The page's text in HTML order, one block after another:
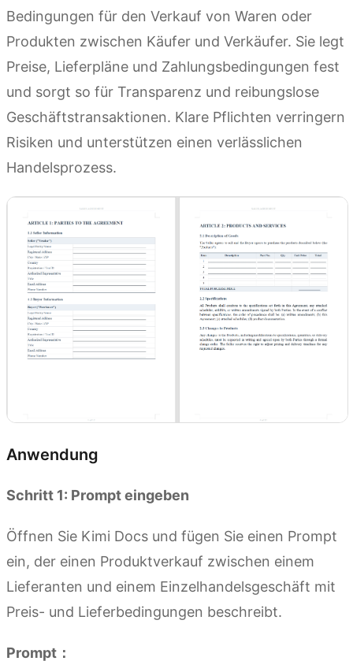
Bedingungen für den Verkauf von Waren oder
Produkten zwischen Käufer und Verkäufer. Sie legt
Preise, Lieferpläne und Zahlungsbedingungen fest
und sorgt so für Transparenz und reibungslose
Geschäftstransaktionen. Klare Pflichten verringern
Risiken und unterstützen einen verlässlichen
Handelsprozess.
Anwendung
Schritt 1: Prompt eingeben
Öffnen Sie Kimi Docs und fügen Sie einen Prompt
ein, der einen Produktverkauf zwischen einem
Lieferanten und einem Einzelhandelsgeschäft mit
Preis- und Lieferbedingungen beschreibt.
Prompt：